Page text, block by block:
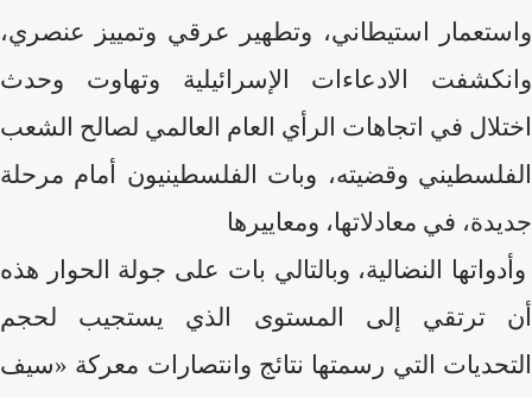
واستعمار استيطاني، وتطهير عرقي وتمييز عنصري،
وانكشفت الادعاءات الإسرائيلية وتهاوت وحدث
اختلال في اتجاهات الرأي العام العالمي لصالح الشعب
الفلسطيني وقضيته، وبات الفلسطينيون أمام مرحلة
جديدة، في معادلاتها، ومعاييرها
وأدواتها النضالية، وبالتالي بات على جولة الحوار هذه
أن ترتقي إلى المستوى الذي يستجيب لحجم
التحديات التي رسمتها نتائج وانتصارات معركة «سيف